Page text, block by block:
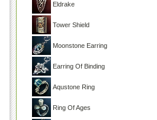
Eldrake
Tower Shield
Moonstone Earring
Earring Of Binding
Aqustone Ring
Ring Of Ages